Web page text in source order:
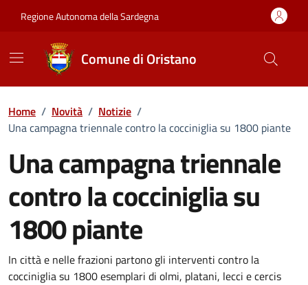
Regione Autonoma della Sardegna
Comune di Oristano
Home / Novità / Notizie /
Una campagna triennale contro la cocciniglia su 1800 piante
Una campagna triennale
contro la cocciniglia su
1800 piante
Dettagli della notizia
In città e nelle frazioni partono gli interventi contro la
cocciniglia su 1800 esemplari di olmi, platani, lecci e cercis